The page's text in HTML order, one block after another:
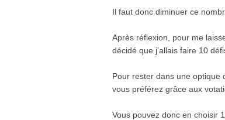
Il faut donc diminuer ce
Après réflexion, pour me
décidé que j’allais faire 10
Pour rester dans une optique
vous préférez grâce aux
Vous pouvez donc en choisir